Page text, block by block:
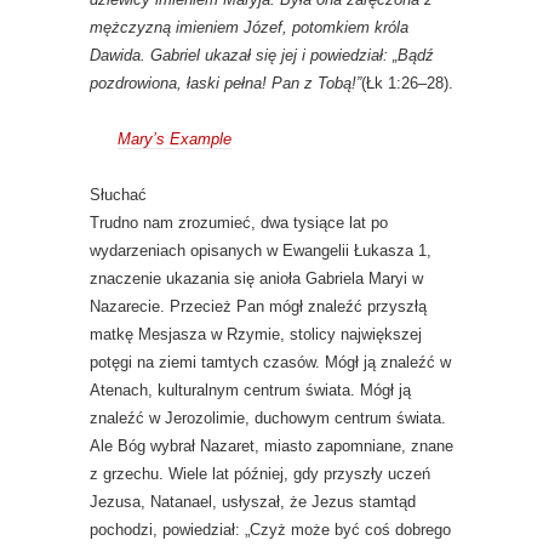
mężczyzną imieniem Józef, potomkiem króla
Dawida. Gabriel ukazał się jej i powiedział: „Bądź
pozdrowiona, łaski pełna! Pan z Tobą!”(Łk 1:26–28).
Mary’s Example
Słuchać
Trudno nam zrozumieć, dwa tysiące lat po
wydarzeniach opisanych w Ewangelii Łukasza 1,
znaczenie ukazania się anioła Gabriela Maryi w
Nazarecie. Przecież Pan mógł znaleźć przyszłą
matkę Mesjasza w Rzymie, stolicy największej
potęgi na ziemi tamtych czasów. Mógł ją znaleźć w
Atenach, kulturalnym centrum świata. Mógł ją
znaleźć w Jerozolimie, duchowym centrum świata.
Ale Bóg wybrał Nazaret, miasto zapomniane, znane
z grzechu. Wiele lat później, gdy przyszły uczeń
Jezusa, Natanael, usłyszał, że Jezus stamtąd
pochodzi, powiedział: „Czyż może być coś dobrego